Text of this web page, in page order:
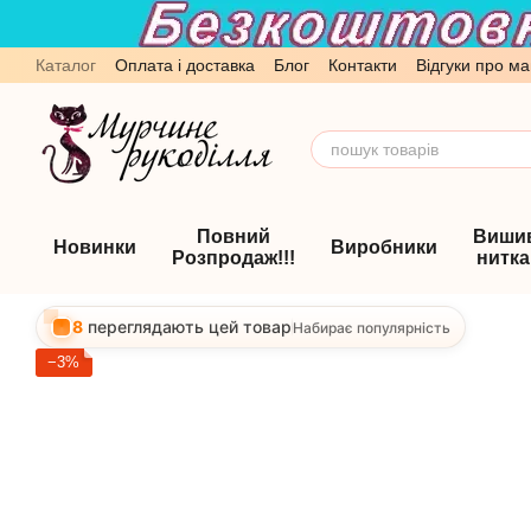
Перейти до основного контенту
Каталог Оплата і доставка Блог Контакти
Відгуки про
Обмін та повернення
Угода користувача
Новинки
Повний
Розпродаж!!!
Виробники
8 переглядають цей товарНабирає популярність
−3%